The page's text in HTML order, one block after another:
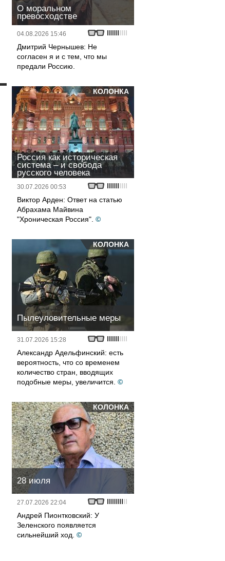
О моральном
превосходстве
04.08.2026 15:46
Дмитрий Чернышев: Не
согласен я и с тем, что мы
предали Россию.
КОЛОНКА
Россия как историческая
система – и свобода
русского человека
30.07.2026 00:53
Виктор Арден: Ответ на статью
Абрахама Майвина
"Хроническая Россия". ©
КОЛОНКА
Пылеуловительные меры
31.07.2026 15:28
Александр Адельфинский: есть
вероятность, что со временем
количество стран, вводящих
подобные меры, увеличится. ©
КОЛОНКА
28 июля
27.07.2026 22:04
Андрей Пионтковский: У
Зеленского появляется
сильнейший ход. ©